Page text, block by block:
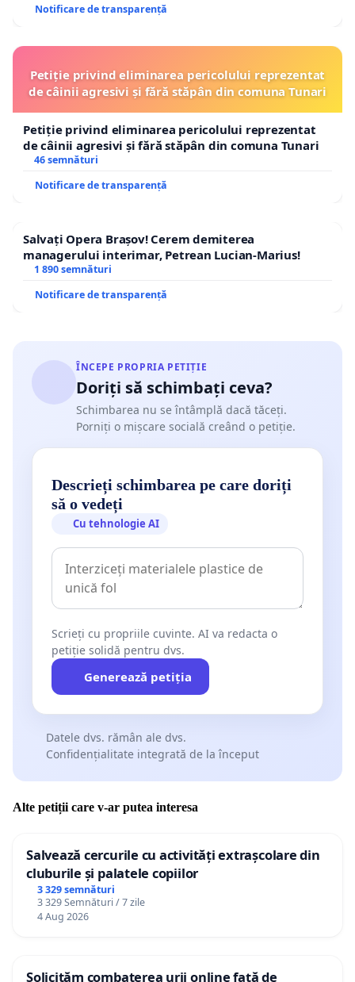
Notificare de transparență
Petiție privind eliminarea pericolului reprezentat
de câinii agresivi și fără stăpân din comuna Tunari
Petiție privind eliminarea pericolului reprezentat
de câinii agresivi și fără stăpân din comuna Tunari
46 semnături
Notificare de transparență
Salvați Opera Brașov! Cerem demiterea
managerului interimar, Petrean Lucian-Marius!
1 890 semnături
Notificare de transparență
ÎNCEPE PROPRIA PETIȚIE
Doriți să schimbați ceva?
Schimbarea nu se întâmplă dacă tăceți.
Porniți o mișcare socială creând o petiție.
Descrieți schimbarea pe care doriți
să o vedeți
Cu tehnologie AI
Scrieți cu propriile cuvinte. AI va redacta o
petiție solidă pentru dvs.
Generează petiția
Datele dvs. rămân ale dvs.
Confidențialitate integrată de la început
Alte petiții care v-ar putea interesa
Salvează cercurile cu activități extrașcolare din
cluburile și palatele copiilor
3 329 semnături
3 329 Semnături / 7 zile
4 Aug 2026
Solicităm combaterea urii online față de